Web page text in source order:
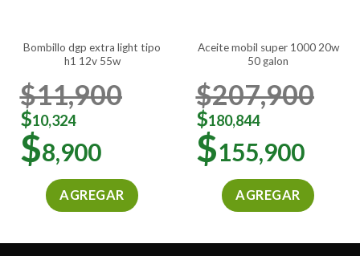
bombillo dgp extra light tipo
h1 12v 55w
$11,900
$10,324
$8,900
AGREGAR
aceite mobil super 1000 20w
50 galon
$207,900
$180,844
$155,900
AGREGAR